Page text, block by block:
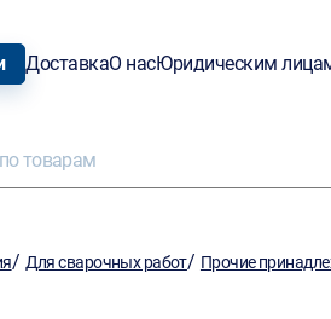
ДоставкаО насЮридическим
/ Для сварочных работ/ Прочие